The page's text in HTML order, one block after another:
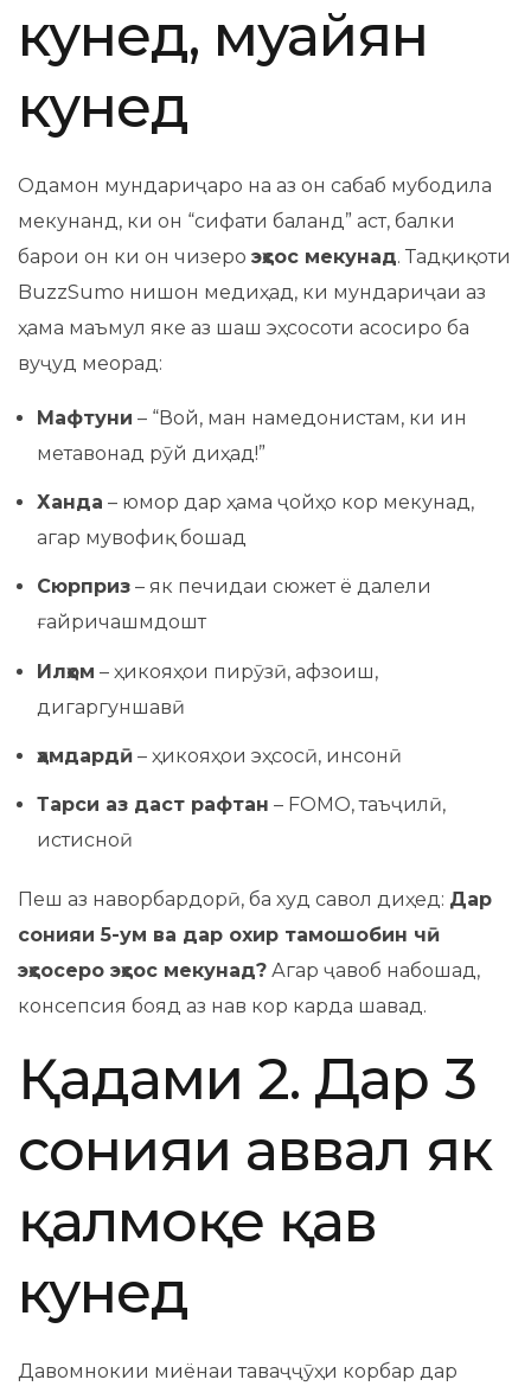
кунед, муайян
кунед
Одамон мундариҷаро на аз он сабаб мубодила
мекунанд, ки он “сифати баланд” аст, балки
барои он ки он чизеро эҳсос мекунад. Тадқиқоти
BuzzSumo нишон медиҳад, ки мундариҷаи аз
ҳама маъмул яке аз шаш эҳсосоти асосиро ба
вуҷуд меорад:
Мафтуни – “Вой, ман намедонистам, ки ин
метавонад рӯй диҳад!”
Ханда – юмор дар ҳама ҷойҳо кор мекунад,
агар мувофиқ бошад
Сюрприз – як печидаи сюжет ё далели
ғайричашмдошт
Илҳом – ҳикояҳои пирӯзӣ, афзоиш,
дигаргуншавӣ
ҳамдардӣ – ҳикояҳои эҳсосӣ, инсонӣ
Тарси аз даст рафтан – FOMO, таъҷилӣ,
истисноӣ
Пеш аз наворбардорӣ, ба худ савол диҳед: Дар
сонияи 5-ум ва дар охир тамошобин чӣ
эҳсосеро эҳсос мекунад? Агар ҷавоб набошад,
консепсия бояд аз нав кор карда шавад.
Қадами 2. Дар 3
сонияи аввал як
қалмоқе қавӣ
кунед
Давомнокии миёнаи таваҷҷӯҳи корбар дар